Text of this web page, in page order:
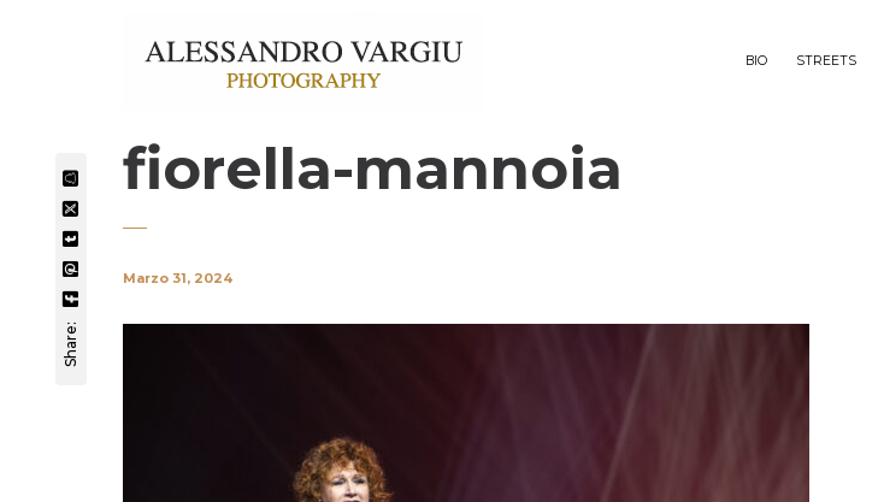
BIO STREETS
fiorella-mannoia
Share:
Marzo 31, 2024